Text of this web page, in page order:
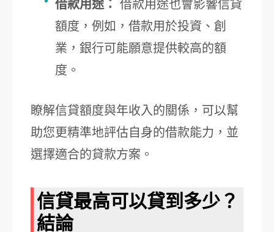
借款用途： 借款用途也會影響信貸
額度，例如，借款用於投資、創
業，銀行可能願意提供較高的額
度。
瞭解信貸額度與年收入的關係，可以幫
助您更精準地評估自身的借款能力，並
選擇適合的貸款方案。
信貸最高可以貸到多少？
結論